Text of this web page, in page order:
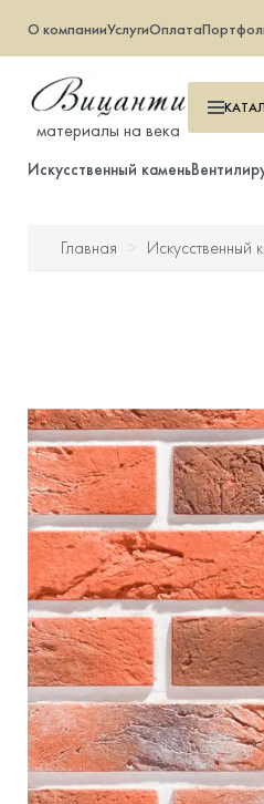
О компанииУслугиОплата
материалы на века
Искусственный камень
Тротуарная плитка
Террасная доска
Ступени
Сухие смеси
Сопутствующие
Главная Искусственный